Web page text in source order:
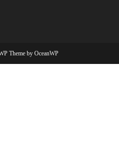
Theme by OceanWP